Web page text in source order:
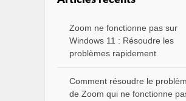
Zoom ne fonctionne pas sur
Windows 11 : Résoudre les
problèmes rapidement
Comment résoudre le
de Zoom qui ne fonctionne